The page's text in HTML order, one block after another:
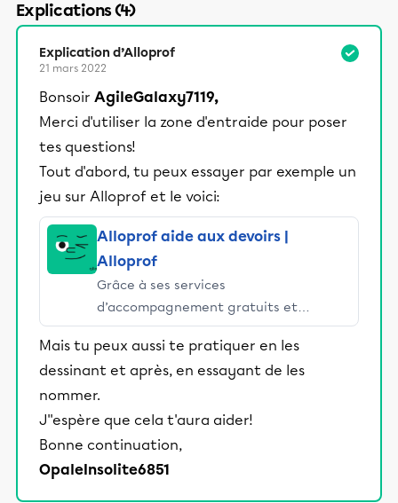
Explications (4)
Explication d’Alloprof
21 mars 2022
Bonsoir AgileGalaxy7119,
Merci d'utiliser la zone d'entraide pour poser
tes questions!
Tout d'abord, tu peux essayer par exemple un
jeu sur Alloprof et le voici:
Alloprof aide aux devoirs |
Alloprof
Grâce à ses services
d’accompagnement gratuits et
stimulants, Alloprof engage les élèves
et leurs parents dans la réussite
éducative.
Mais tu peux aussi te pratiquer en les
dessinant et après, en essayant de les
nommer.
J''espère que cela t'aura aider!
Bonne continuation,
OpaleInsolite6851